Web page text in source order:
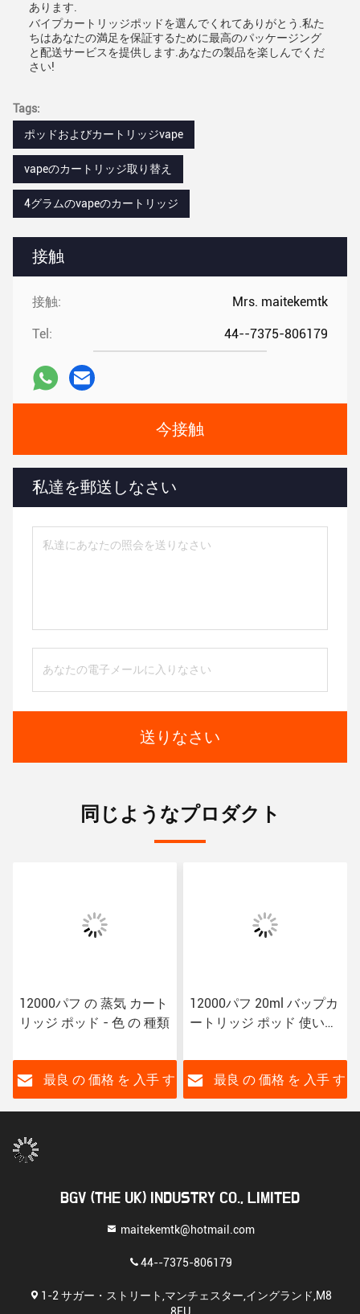
接触
接触: Mrs. maitekemtk
Tel: 44--7375-806179
今接触
私達を郵送しなさい
送りなさい
あります.
バイプカートリッジポッドを選んでくれてありがとう.私た
ちはあなたの満足を保証するために最高のパッケージング
と配送サービスを提供します.あなたの製品を楽しんでくだ
さい!
Tags:
ポッドおよびカートリッジvape
vapeのカートリッジ取り替え
4グラムのvapeのカートリッジ
同じようなプロダクト
12000パフ の 蒸気 カート
リッジ ポッド - 色 の 種類
最良 の 価格 を 入手 す
12000パフ 20ml バップカ
ートリッジ ポッド 使い捨
ド
最良 の 価格 を 入手 す
BGV (THE UK) INDUSTRY CO., LIMITED
maitekemtk@hotmail.com
44--7375-806179
1-2 サガー・ストリート,マンチェスター,イングランド,M8